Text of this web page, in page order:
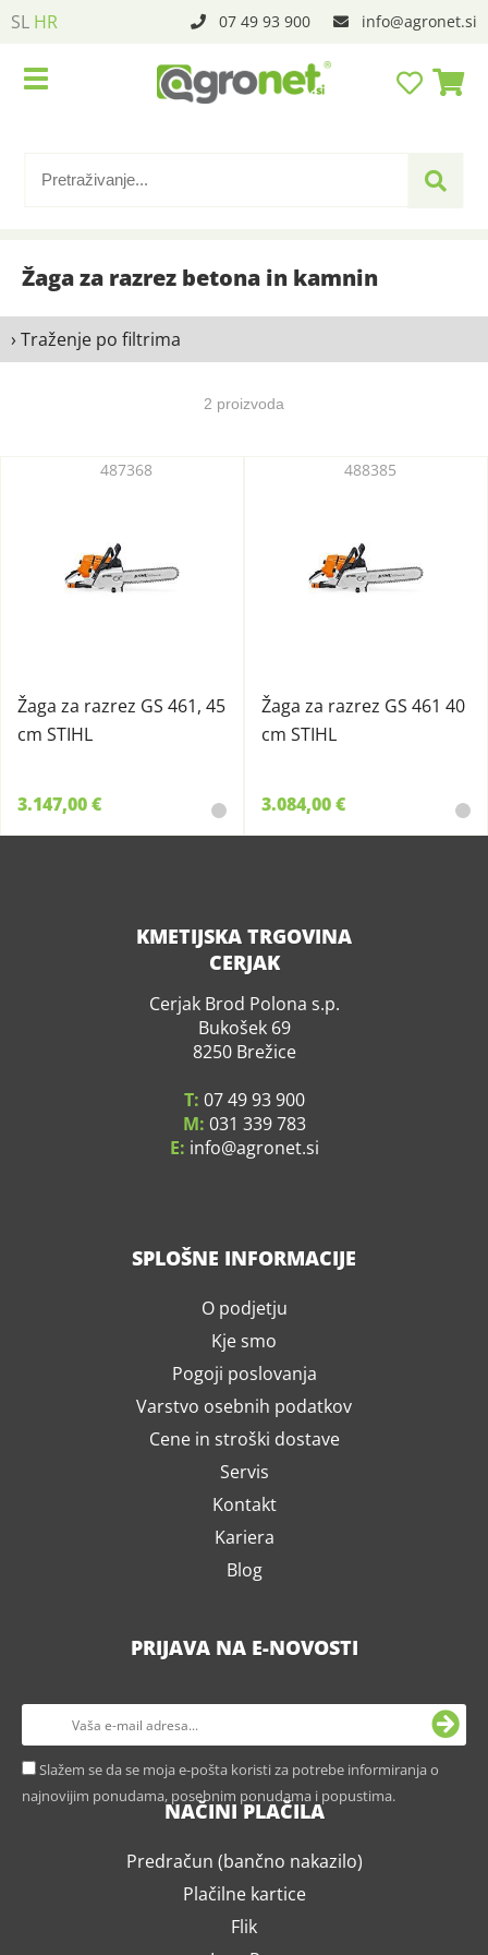
SL HR 07 49 93 900 info agronet.si
Žaga za razrez betona in kamnin
› Traženje po filtrima
2 proizvoda
Žaga za razrez GS 461, 45
cm STIHL
487368
3.147,00 €
Žaga za razrez GS 461 40
cm STIHL
488385
3.084,00 €
KMETIJSKA TRGOVINA
CERJAK
Cerjak Brod Polona s.p.
Bukošek 69
8250 Brežice
T: 07 49 93 900
M: 031 339 783
E: info agronet.si
SPLOŠNE INFORMACIJE
O podjetju
Kje smo
Pogoji poslovanja
Varstvo osebnih podatkov
Cene in stroški dostave
Servis
Kontakt
Kariera
Blog
PRIJAVA NA E-NOVOSTI
Slažem se da se moja e-pošta koristi za potrebe informiranja o
najnovijim ponudama, posebnim ponudama i popustima.
NAČINI PLAČILA
Predračun (bančno nakazilo)
Plačilne kartice
Flik